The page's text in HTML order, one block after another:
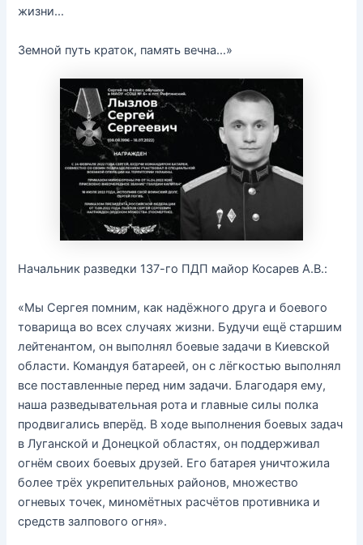
жизни…
Земной путь краток, память вечна…»
Начальник разведки 137-го ПДП майор Косарев А.В.:
«Мы Сергея помним, как надёжного друга и боевого
товарища во всех случаях жизни. Будучи ещё старшим
лейтенантом, он выполнял боевые задачи в Киевской
области. Командуя батареей, он с лёгкостью выполнял
все поставленные перед ним задачи. Благодаря ему,
наша разведывательная рота и главные силы полка
продвигались вперёд. В ходе выполнения боевых задач
в Луганской и Донецкой областях, он поддерживал
огнём своих боевых друзей. Его батарея уничтожила
более трёх укрепительных районов, множество
огневых точек, миномётных расчётов противника и
средств залпового огня».